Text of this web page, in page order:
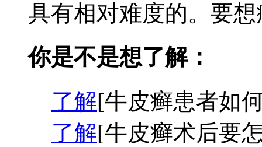
具有相对难度的。要
你是不是想了解：
了解[牛皮癣患者如
了解[牛皮癣术后要